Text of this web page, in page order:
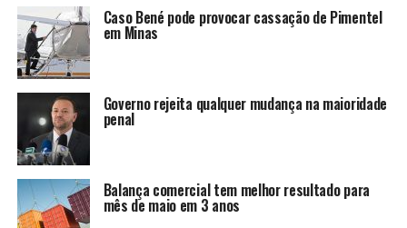
Caso Bené pode provocar cassação de Pimentel
em Minas
Governo rejeita qualquer mudança na maioridade
penal
Balança comercial tem melhor resultado para
mês de maio em 3 anos